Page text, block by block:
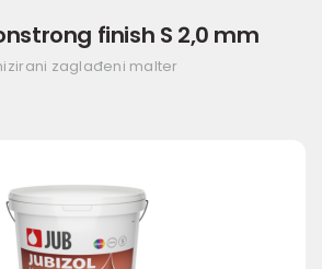
finish S 2,0 mm
zaglađeni malter